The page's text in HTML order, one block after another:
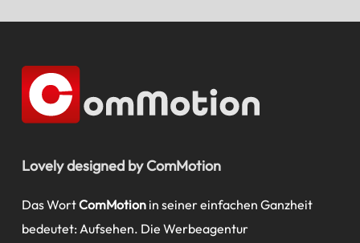
Lovely designed by ComMotion
Das WortComMotionin seiner einfachen Ganzheit
bedeutet: Aufsehen. Die Werbeagentur